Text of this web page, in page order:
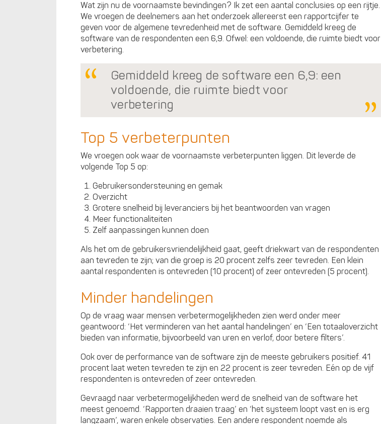
Wat zijn nu de voornaamste bevindingen? Ik zet een aantal conclusies op een rijtje.
We vroegen de deelnemers aan het onderzoek allereerst een rapportcijfer te
geven voor de algemene tevredenheid met de software. Gemiddeld kreeg de
software van de respondenten een 6,9. Ofwel: een voldoende, die ruimte biedt voor
verbetering.
Gemiddeld kreeg de software een 6,9: een
voldoende, die ruimte biedt voor
verbetering
Top 5 verbeterpunten
We vroegen ook waar de voornaamste verbeterpunten liggen. Dit leverde de
volgende Top 5 op:
Gebruikersondersteuning en gemak
Overzicht
Grotere snelheid bij leveranciers bij het beantwoorden van vragen
Meer functionaliteiten
Zelf aanpassingen kunnen doen
Als het om de gebruikersvriendelijkheid gaat, geeft driekwart van de respondenten
aan tevreden te zijn; van die groep is 20 procent zelfs zeer tevreden. Een klein
aantal respondenten is ontevreden (10 procent) of zeer ontevreden (5 procent).
Minder handelingen
Op de vraag waar mensen verbetermogelijkheden zien werd onder meer
geantwoord: ‘Het verminderen van het aantal handelingen’ en ‘Een totaaloverzicht
bieden van informatie, bijvoorbeeld van uren en verlof, door betere filters’.
Ook over de performance van de software zijn de meeste gebruikers positief. 41
procent laat weten tevreden te zijn en 22 procent is zeer tevreden. Eén op de vijf
respondenten is ontevreden of zeer ontevreden.
Gevraagd naar verbetermogelijkheden werd de snelheid van de software het
meest genoemd. ‘Rapporten draaien traag’ en ‘het systeem loopt vast en is erg
langzaam’, waren enkele observaties. Een andere respondent noemde als